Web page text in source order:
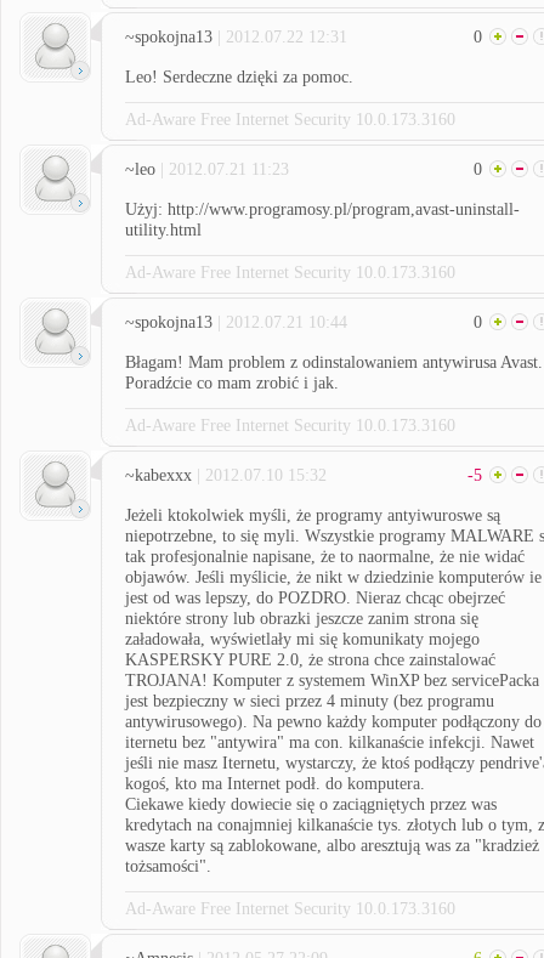
~spokojna13 | 2012.07.22 12:31 0
Leo! Serdeczne dzięki za pomoc.
Ad-Aware Free Internet Security 10.0.173.3160
~leo | 2012.07.21 11:23 0
Użyj: http://www.programosy.pl/program,avast-uninstall-
utility.html
Ad-Aware Free Internet Security 10.0.173.3160
~spokojna13 | 2012.07.21 10:44 0
Błagam! Mam problem z odinstalowaniem antywirusa Avast.
Poradźcie co mam zrobić i jak.
Ad-Aware Free Internet Security 10.0.173.3160
~kabexxx | 2012.07.10 15:32 -5
Jeżeli ktokolwiek myśli, że programy antyiwuroswe są
niepotrzebne, to się myli. Wszystkie programy MALWARE
tak profesjonalnie napisane, że to naormalne, że nie widać
objawów. Jeśli myślicie, że nikt w dziedzinie komputerów ie
jest od was lepszy, do POZDRO. Nieraz chcąc obejrzeć
niektóre strony lub obrazki jeszcze zanim strona się
załadowała, wyświetlały mi się komunikaty mojego
KASPERSKY PURE 2.0, że strona chce zainstalować
TROJANA! Komputer z systemem WinXP bez servicePacka
jest bezpieczny w sieci przez 4 minuty (bez programu
antywirusowego). Na pewno każdy komputer podłączony do
iternetu bez "antywira" ma con. kilkanaście infekcji. Nawet
jeśli nie masz Iternetu, wystarczy, że ktoś podłączy
kogoś, kto ma Internet podł. do komputera.
Ciekawe kiedy dowiecie się o zaciągniętych przez was
kredytach na conajmniej kilkanaście tys. złotych lub o tym,
wasze karty są zablokowane, albo aresztują was za "kradzież
tożsamości".
Ad-Aware Free Internet Security 10.0.173.3160